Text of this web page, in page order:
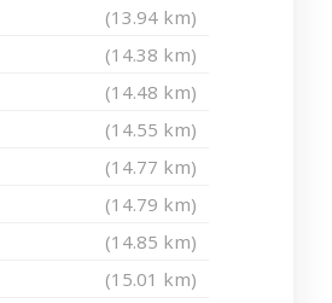
(13.94 km)
(14.38 km)
(14.48 km)
(14.55 km)
(14.77 km)
(14.79 km)
(14.85 km)
(15.01 km)